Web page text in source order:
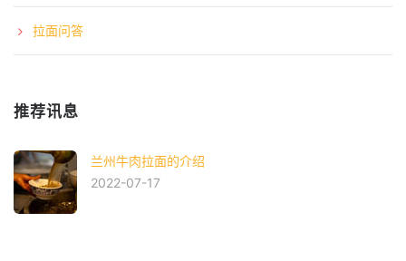
拉面问答
推荐讯息
兰州牛肉拉面的介绍
2022-07-17